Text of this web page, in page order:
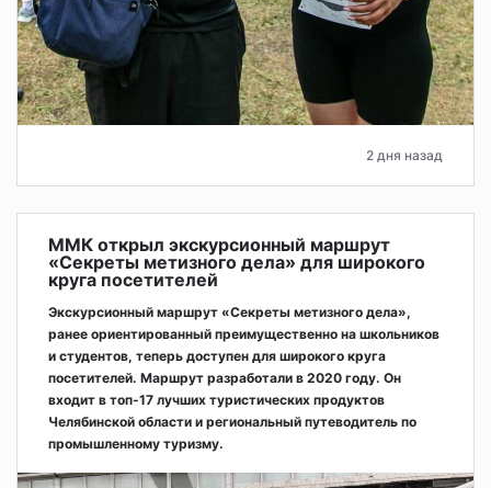
2 дня назад
ММК открыл экскурсионный маршрут
«Секреты метизного дела» для широкого
круга посетителей
Экскурсионный маршрут «Секреты метизного дела»,
ранее ориентированный преимущественно на школьников
и студентов, теперь доступен для широкого круга
посетителей. Маршрут разработали в 2020 году. Он
входит в топ-17 лучших туристических продуктов
Челябинской области и региональный путеводитель по
промышленному туризму.